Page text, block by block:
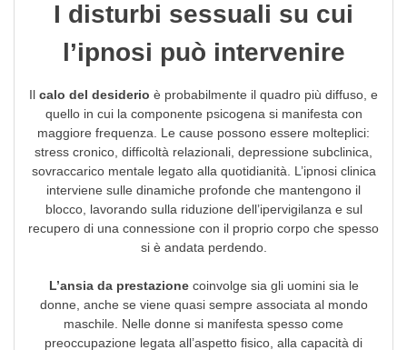
I disturbi sessuali su cui
l’ipnosi può intervenire
Il calo del desiderio è probabilmente il quadro più diffuso, e
quello in cui la componente psicogena si manifesta con
maggiore frequenza. Le cause possono essere molteplici:
stress cronico, difficoltà relazionali, depressione subclinica,
sovraccarico mentale legato alla quotidianità. L’ipnosi clinica
interviene sulle dinamiche profonde che mantengono il
blocco, lavorando sulla riduzione dell’ipervigilanza e sul
recupero di una connessione con il proprio corpo che spesso
si è andata perdendo.
L’ansia da prestazionecoinvolge sia gli uomini sia le
donne, anche se viene quasi sempre associata al mondo
maschile. Nelle donne si manifesta spesso come
preoccupazione legata all’aspetto fisico, alla capacità di